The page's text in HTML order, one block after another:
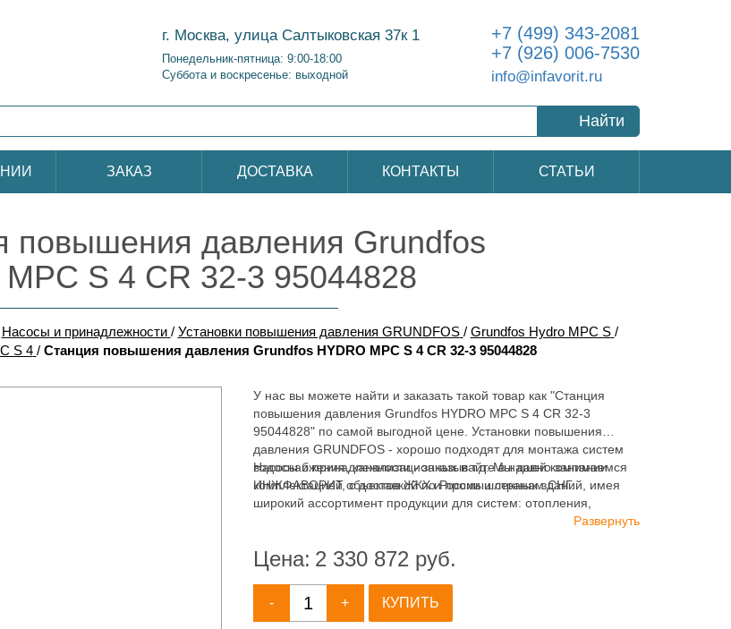
г. Москва, улица Салтыковская 37к 1
Понедельник-пятница: 9:00-18:00
Суббота и воскресенье: выходной
+7 (499) 343-2081
+7 (926) 006-7530
info@infavorit.ru
Найти
ЗАКАЗ ДОСТАВКА КОНТАКТЫ СТАТЬИ
повышения давления Grundfos
S 4 CR 32-3 95044828
Насосы и принадлежности / Установки повышения давления GRUNDFOS / Grundfos Hydro MPC S /
S 4 / Станция повышения давления Grundfos HYDRO MPC S 4 CR 32-3 95044828
У нас вы можете найти и заказать такой товар как "Станция
повышения давления Grundfos HYDRO MPC S 4 CR 32-3
95044828" по самой выгодной цене. Установки повышения
давления GRUNDFOS - хорошо подходят для монтажа систем
водоснабжения, канализационных и т.д. Мы давно занимаемся
комплектацией объектов ЖКХ и промышленных зданий, имея
широкий ассортимент продукции для систем: отопления,
Насосы и принадлежности - заказывайте в нашей компании
ИНЖФАВОРИТ, с доставкой по России и странам СНГ.
Развернуть
Цена: 2 330 872 руб.
- + КУПИТЬ